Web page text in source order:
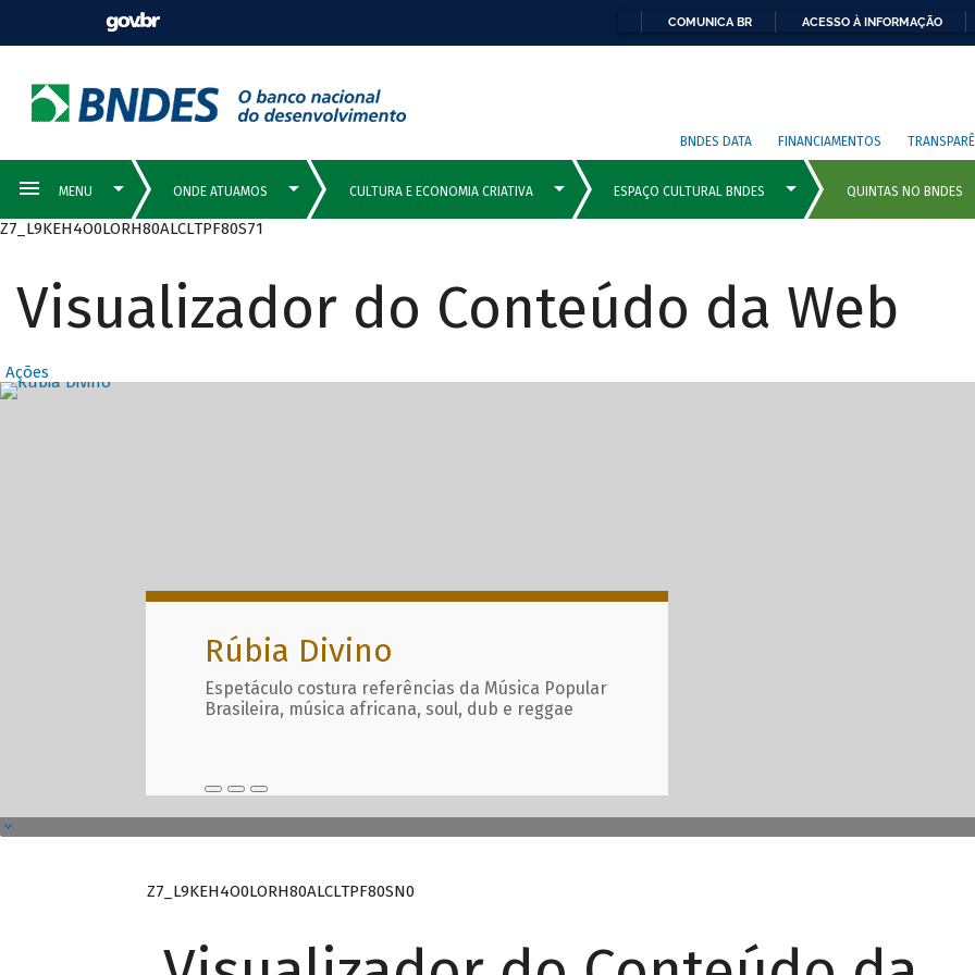
COMUNICA BR ACESSO À INFORMAÇÃO
BNDES DATA FINANCIAMENTOS
Z7_L9KEH4O0LORH80ALCLTPF80S71
Visualizador do Conteúdo da Web
Ações
Destaques Principais com
Rúbia Divino
Espetáculo costura referências da Música Popular
Brasileira, música africana, soul, dub e reggae
Z7_L9KEH4O0LORH80ALCLTPF80SN0